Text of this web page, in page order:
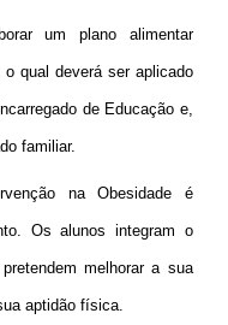
um plano alimentar
qual deverá ser aplicado
de Educação e,
familiar.
na Obesidade é
Os alunos integram o
melhorar a sua
aptidão física.